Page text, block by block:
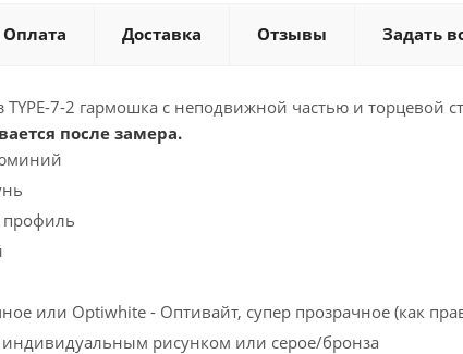
Оплата Доставка Отзывы Задать
7-2 гармошка с неподвижной частью и торцевой
после замера.
или Optiwhite - Оптивайт, супер прозрачное (как
индивидуальным рисунком или серое/бронза